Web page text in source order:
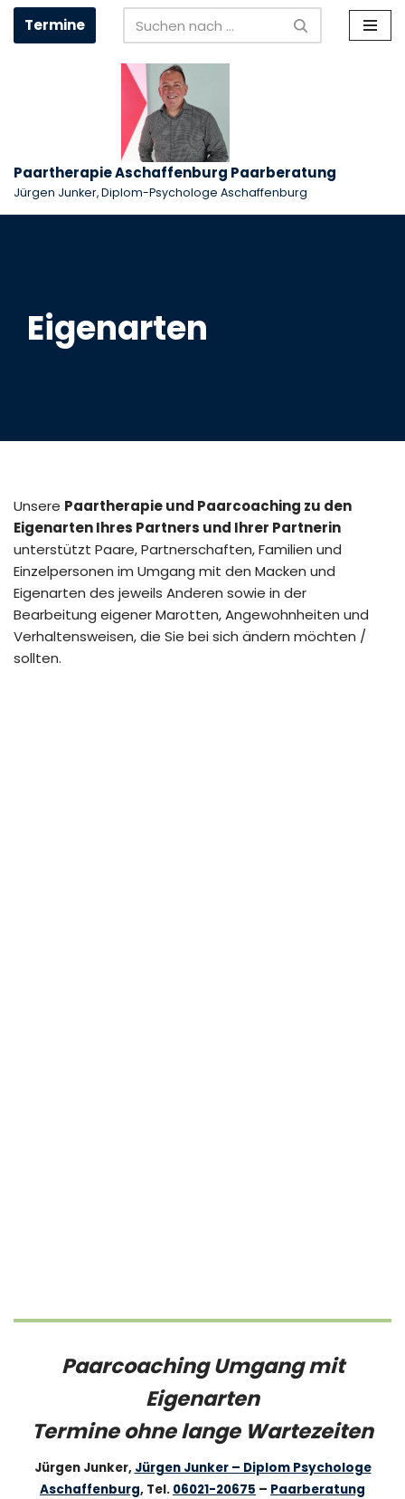
Zum
Termine
Paartherapie Aschaffenburg Paarberatung
Jürgen Junker, Diplom-Psychologe Aschaffenburg
Eigenarten
Unsere Paartherapie und Paarcoaching zu den
Eigenarten Ihres Partners und Ihrer Partnerin
unterstützt Paare, Partnerschaften, Familien und
Einzelpersonen im Umgang mit den Macken und
Eigenarten des jeweils Anderen sowie in der
Bearbeitung eigener Marotten, Angewohnheiten und
Verhaltensweisen, die Sie bei sich ändern möchten /
sollten.
Paarcoaching Umgang mit
Eigenarten
Termine ohne lange Wartezeiten
Jürgen Junker, Jürgen Junker – Diplom Psychologe
Aschaffenburg, Tel. 06021-20675 – Paarberatung